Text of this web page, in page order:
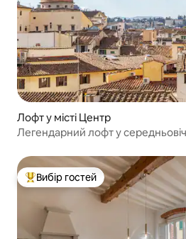
Лофт у місті Центр
Легендарний лофт у
Топ вибір гостей
Вибір гостей